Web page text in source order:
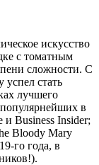
с томатным
сложности. С
стать
лучшего
в
Business Insider;
Bloody Mary
го года, в